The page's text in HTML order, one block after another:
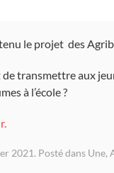
le projet des
transmettre aux
à l’école ?
2021. Posté dans Une,